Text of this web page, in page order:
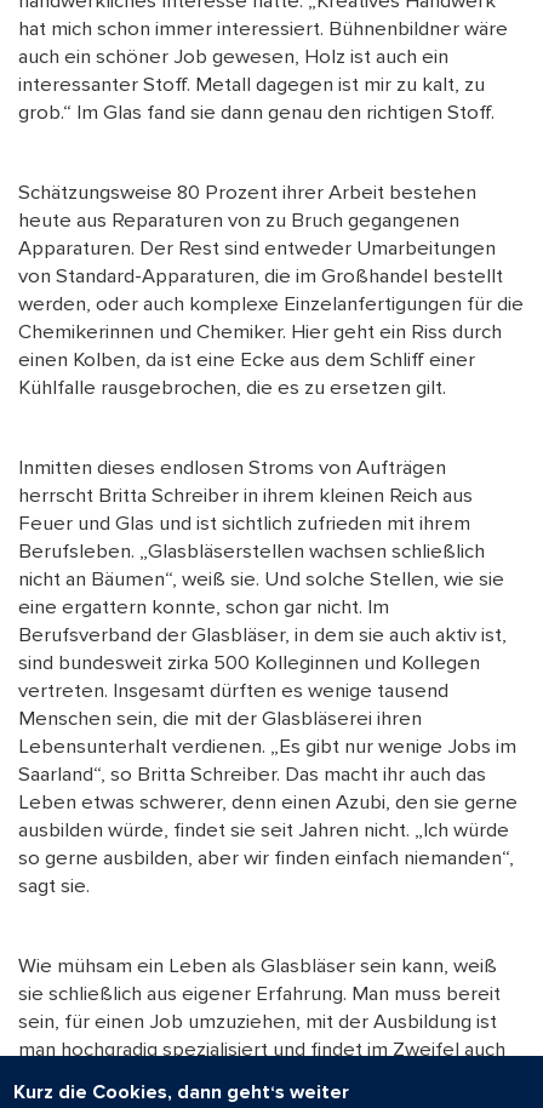
hat mich schon immer interessiert. Bühnenbildner wäre
auch ein schöner Job gewesen, Holz ist auch ein
interessanter Stoff. Metall dagegen ist mir zu kalt, zu
grob.“ Im Glas fand sie dann genau den richtigen Stoff.
Schätzungsweise 80 Prozent ihrer Arbeit bestehen
heute aus Reparaturen von zu Bruch gegangenen
Apparaturen. Der Rest sind entweder Umarbeitungen
von Standard-Apparaturen, die im Großhandel bestellt
werden, oder auch komplexe Einzelanfertigungen für die
Chemikerinnen und Chemiker. Hier geht ein Riss durch
einen Kolben, da ist eine Ecke aus dem Schliff einer
Kühlfalle rausgebrochen, die es zu ersetzen gilt.
Inmitten dieses endlosen Stroms von Aufträgen
herrscht Britta Schreiber in ihrem kleinen Reich aus
Feuer und Glas und ist sichtlich zufrieden mit ihrem
Berufsleben. „Glasbläserstellen wachsen schließlich
nicht an Bäumen“, weiß sie. Und solche Stellen, wie sie
eine ergattern konnte, schon gar nicht. Im
Berufsverband der Glasbläser, in dem sie auch aktiv ist,
sind bundesweit zirka 500 Kolleginnen und Kollegen
vertreten. Insgesamt dürften es wenige tausend
Menschen sein, die mit der Glasbläserei ihren
Lebensunterhalt verdienen. „Es gibt nur wenige Jobs im
Saarland“, so Britta Schreiber. Das macht ihr auch das
Leben etwas schwerer, denn einen Azubi, den sie gerne
ausbilden würde, findet sie seit Jahren nicht. „Ich würde
so gerne ausbilden, aber wir finden einfach niemanden“,
sagt sie.
Wie mühsam ein Leben als Glasbläser sein kann, weiß
sie schließlich aus eigener Erfahrung. Man muss bereit
sein, für einen Job umzuziehen, mit der Ausbildung ist
man hochgradig spezialisiert und findet im Zweifel auch
Kurz die Cookies, dann geht‘s weiter